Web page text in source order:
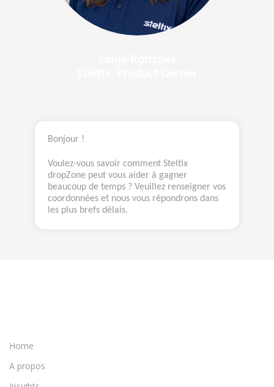
Bonjour !
Voulez-vous savoir comment Steltix
dropZone peut vous aider à gagner
beaucoup de temps ? Veuillez renseigner vos
coordonnées et nous vous répondrons dans
les plus brefs délais.
Home
A propos